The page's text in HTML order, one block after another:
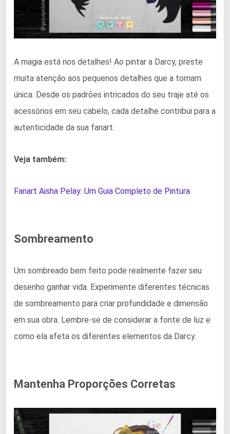
A magia está nos detalhes! Ao pintar a Darcy, preste
muita atenção aos pequenos detalhes que a tornam
única. Desde os padrões intricados do seu traje até os
acessórios em seu cabelo, cada detalhe contribui para a
autenticidade da sua fanart.
Veja também:
Fanart Aisha Pelay: Um Guia Completo de Pintura
Sombreamento
Um sombreado bem feito pode realmente fazer seu
desenho ganhar vida. Experimente diferentes técnicas
de sombreamento para criar profundidade e dimensão
em sua obra. Lembre-se de considerar a fonte de luz e
como ela afeta os diferentes elementos da Darcy.
Mantenha Proporções Corretas